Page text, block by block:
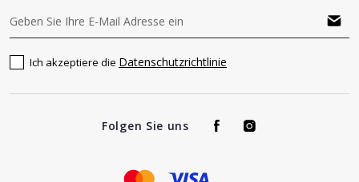
Ich akzeptiere die Datenschutzrichtlinie
Folgen Sie uns